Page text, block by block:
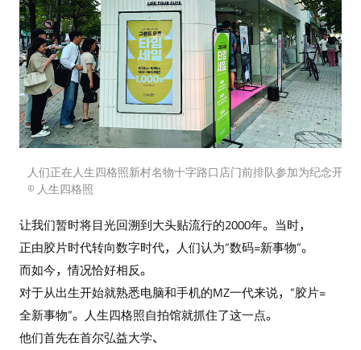
人们正在人生四格照新村名物十字路口店门前排队参加为纪念开业
© 人生四格照
让我们暂时将目光回溯到大头贴流行的2000年。当时，
正由胶片时代转向数字时代，人们认为“数码=新事物”。
而如今，情况恰好相反。
对于从出生开始就熟悉电脑和手机的MZ一代来说，“胶片=
全新事物”。人生四格照自拍馆就抓住了这一点。
他们首先在首尔弘益大学、